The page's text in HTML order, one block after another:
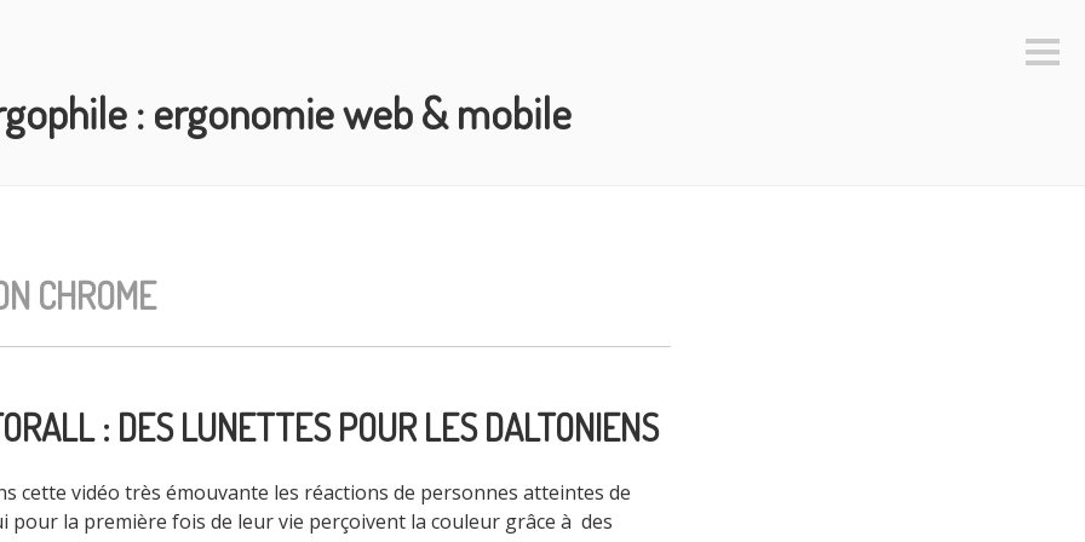
: ergonomie web & mobile
CHROME
: DES LUNETTES POUR LES DALTONIENS
cette vidéo très émouvante les réactions de personnes atteintes de
pour la première fois de leur vie perçoivent la couleur grâce à des